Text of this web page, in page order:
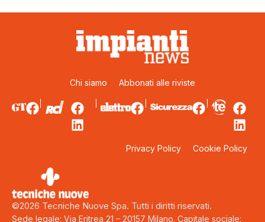
Chi siamo Abbonati alle riviste
Privacy Policy Cookie Policy
©2026 Tecniche Nuove Spa. Tutti i diritti riservati.
Sede legale: Via Eritrea 21 – 20157 Milano. Capitale sociale: